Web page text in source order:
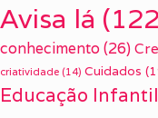
Avisa lá
conhecimento(26)
criatividade (14) Cuidados
Educação Infantil